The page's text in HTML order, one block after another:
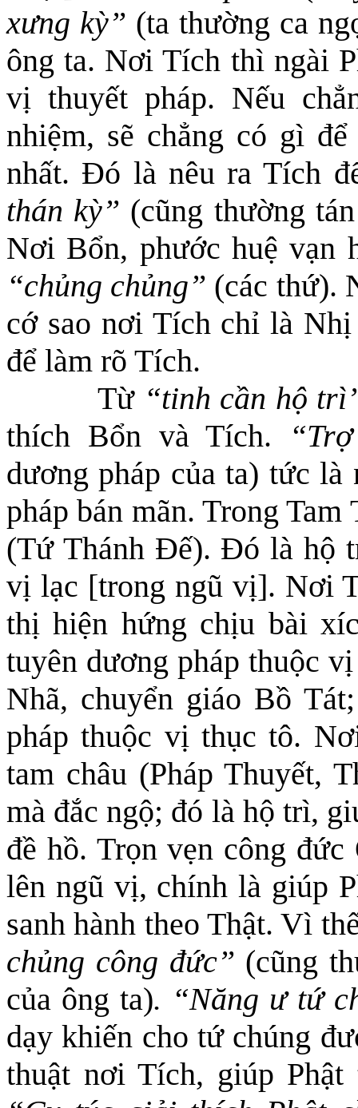
xưng kỳ” (ta thường ca
ông ta. Nơi Tích thì ngài
vị thuyết pháp. Nếu
nhiệm, sẽ chẳng có gì
nhất. Đó là nêu ra Tích
thán kỳ” (cũng thường
Nơi Bổn, phước huệ vạn
“chủng chủng” (các thứ).
cớ sao nơi Tích chỉ là
để làm rõ Tích.
Từ “tinh cần hộ
thích Bổn và Tích.
dương pháp của ta) tức
pháp bán mãn. Trong
(Tứ Thánh Đế). Đó là hộ
vị lạc [trong ngũ vị]. Nơi
thị hiện hứng chịu bài
tuyên dương pháp thuộc
Nhã, chuyển giáo Bồ
pháp thuộc vị thục tô.
tam châu (Pháp Thuyết,
mà đắc ngộ; đó là hộ trì,
đề hồ. Trọn vẹn công
lên ngũ vị, chính là giúp
sanh hành theo Thật. Vì
chủng công đức” (cũng
của ông ta). “Năng ư tứ
dạy khiến cho tứ chúng
thuật nơi Tích, giúp